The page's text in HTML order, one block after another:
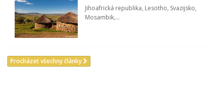
Jihoafrická republika, Lesotho, Svazijsko,
Mosambik,...
Procházet všechny články